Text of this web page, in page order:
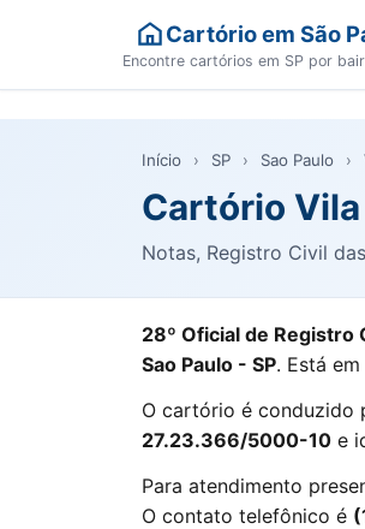
Cartório em São
Encontre cartórios em SP por
Início › SP › Sao Paulo ›
Cartório
Notas, Registro Civil
28º Oficial de Registro
Sao Paulo - SP. Está
O cartório é conduzido
27.23.366/5000-10 e
Para atendimento
O contato telefônico é